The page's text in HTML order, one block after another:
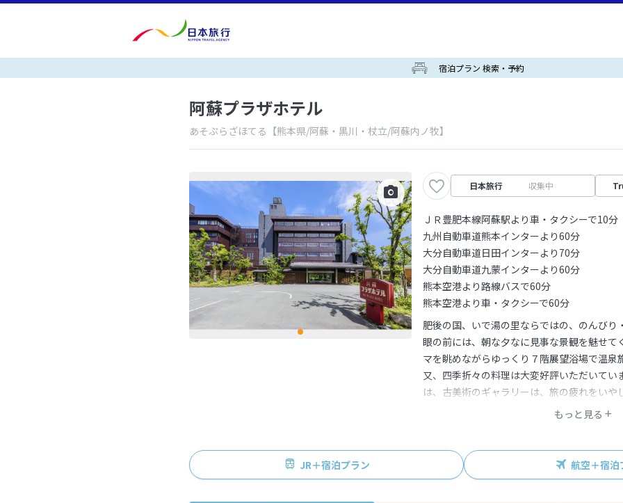
宿泊プラン 検索・予約
阿蘇プラザホテル
あそぷらざほてる 【熊本県/阿蘇・黒川・杖立/阿蘇内ノ牧】
日本旅行 収集中
ＪＲ豊肥本線阿蘇駅より車・タクシーで10分
九州自動車道熊本インターより60分
大分自動車道日田インターより70分
大分自動車道九蒙インターより60分
熊本空港より路線バスで60分
熊本空港より車・タクシーで60分
もっと見る
肥後の国、いで湯の里ならではの、のんびり
眼の前には、朝な夕なに見事な景観を魅せて
マを眺めながらゆっくり７階展望浴場で温泉
又、四季折々の料理は大変好評いただいてい
は、古美術のギャラリーは、旅の疲れをいや
JR＋宿泊プラン 航空＋宿泊